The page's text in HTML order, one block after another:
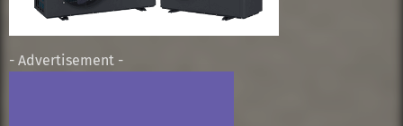
- Advertisement -